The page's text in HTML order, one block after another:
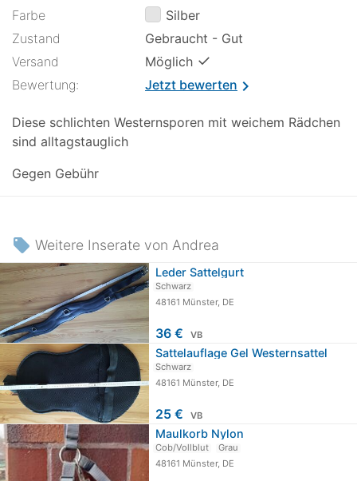
Farbe
Silber
Zustand
Gebraucht - Gut
Versand
Möglich ✓
Bewertung: Jetzt bewertenchevron_right
Diese schlichten Westernsporen mit weichem Rädchen
sind alltagstauglich
Gegen Gebühr
local_offer Weitere Inserate von Andrea
Leder Sattelgurt
Schwarz
48161 Münster, DE
36 € VB
Sattelauflage Gel Westernsattel
Schwarz
48161 Münster, DE
25 € VB
Maulkorb Nylon
Cob/Vollblut
Grau
48161 Münster, DE